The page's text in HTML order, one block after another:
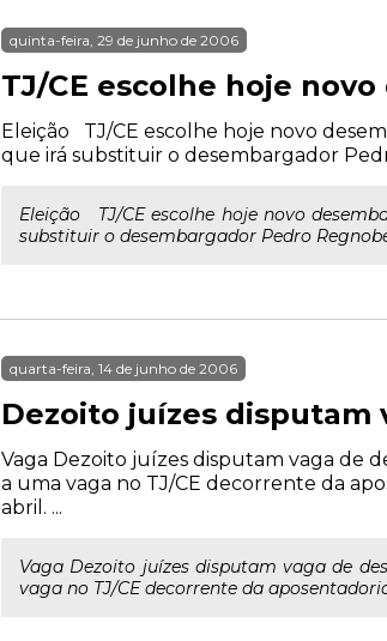
quinta-feira, 29 de junho de 2006
TJ/CE escolhe hoje
Eleição TJ/CE escolhe hoje novo
que irá substituir o desembargador
Eleição TJ/CE escolhe hoje novo
substituir o desembargador Pedro
quarta-feira, 14 de junho de 2006
Dezoito juízes disputam
Vaga Dezoito juízes disputam vaga de
a uma vaga no TJ/CE decorrente da
abril. ...
Vaga Dezoito juízes disputam vaga de
vaga no TJ/CE decorrente da